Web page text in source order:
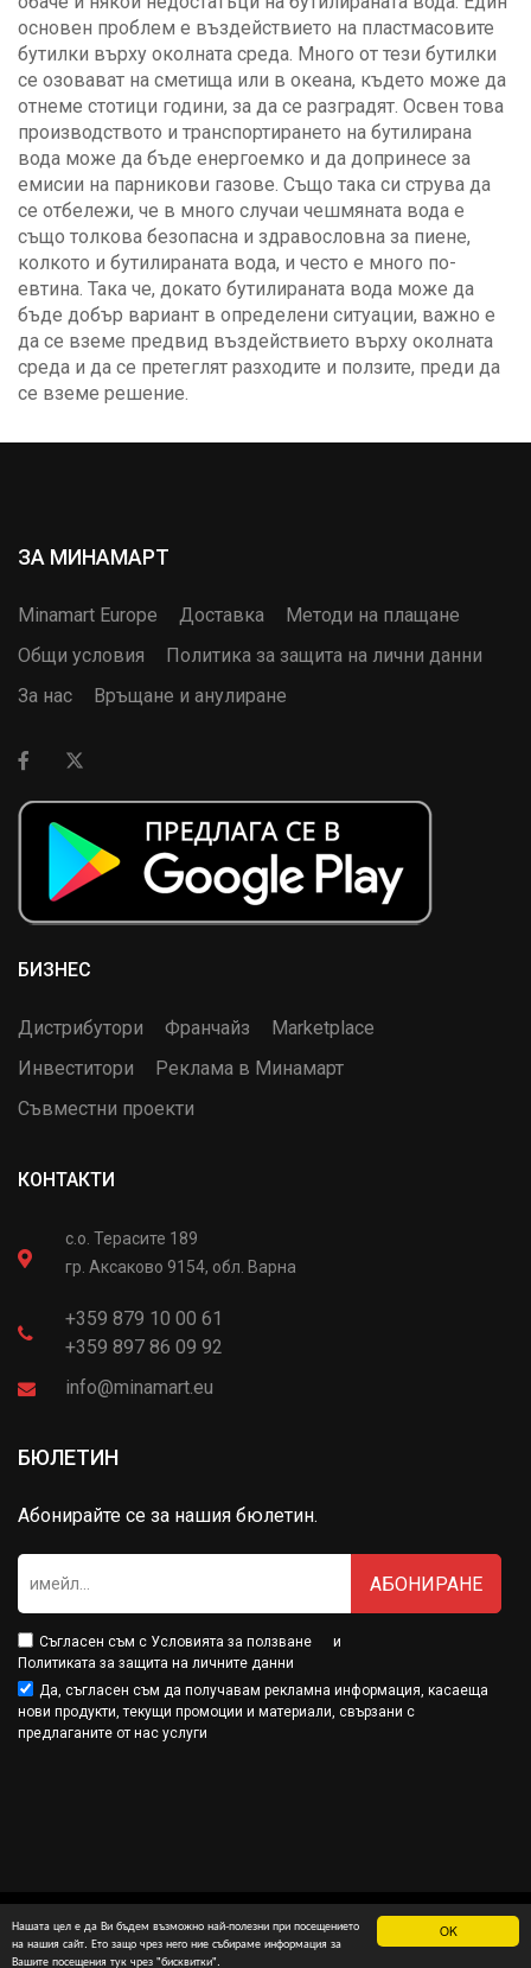
OK
Нашата цел е да Ви бъдем възможно най-полезни при посещението
на нашия сайт. Ето защо чрез него ние събираме информация за
Вашите посещения тук чрез "бисквитки".
основен проблем е въздействието на пластмасовите
бутилки върху околната среда. Много от тези бутилки
се озовават на сметища или в океана, където може да
отнеме стотици години, за да се разградят. Освен това
производството и транспортирането на бутилирана
вода може да бъде енергоемко и да допринесе за
емисии на парникови газове. Също така си струва да
се отбележи, че в много случаи чешмяната вода е
също толкова безопасна и здравословна за пиене,
колкото и бутилираната вода, и често е много по-
евтина. Така че, докато бутилираната вода може да
бъде добър вариант в определени ситуации, важно е
да се вземе предвид въздействието върху околната
среда и да се претеглят разходите и ползите, преди да
се вземе решение.
ЗА МИНАМАРТ
Minamart Europe Доставка
Методи на плащане
Общи условия
Политика за защита на лични данни
За нас
Връщане и анулиране
БИЗНЕС
Дистрибутори Франчайз
Marketplace
Инвеститори
Реклама в Минамарт
Съвместни проекти
КОНТАКТИ
с.о. Терасите 189
гр. Аксаково 9154, обл. Варна
+359 879 10 00 61
+359 897 86 09 92
info@minamart.eu
БЮЛЕТИН
Абонирайте се за нашия бюлетин.
АБОНИРАНЕ
Съгласен съм с Условията за ползване
и
Политиката за защита на личните данни
Да, съгласен съм да получавам рекламна информация, касаеща
нови продукти, текущи промоции и материали, свързани с
предлаганите от нас услуги
Минамарт® е собственост на МДМ Партнърс ООД